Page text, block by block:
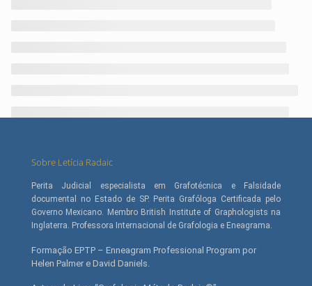
Sobre Letícia Radaic
Perita Judicial especialista em Grafotécnica e Falsidade
documental no Estado de SP. Perita Grafóloga Certificada pelo
Governo Mexicano. Membro British Institute of Graphologists na
Inglaterra. Professora Internacional de Grafologia e Eneagrama.
Formação EPTP – Enneagram Professional Program por
Helen Palmer e David Daniels.